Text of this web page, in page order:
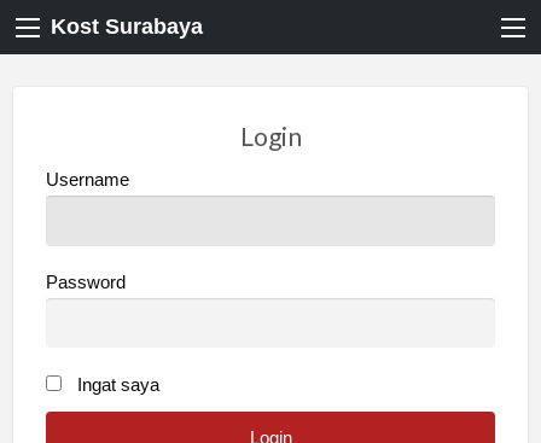
Kost Surabaya
Login
Username
Password
Ingat saya